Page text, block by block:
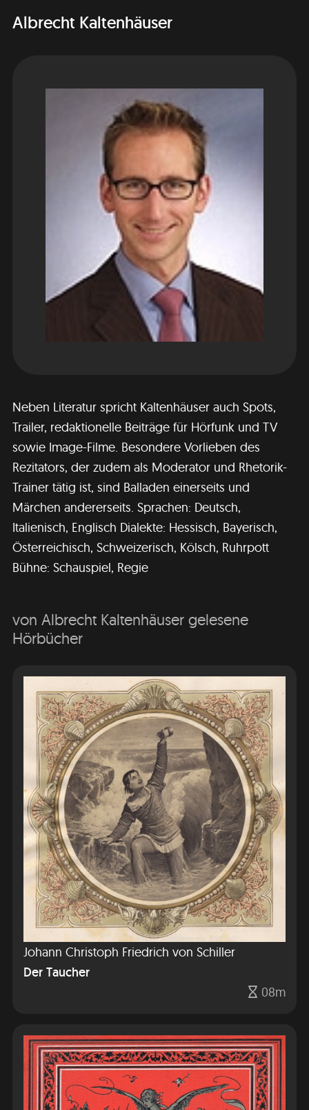
Albrecht Kaltenhäuser
Neben Literatur spricht Kaltenhäuser auch Spots,
Trailer, redaktionelle Beiträge für Hörfunk und TV
sowie Image-Filme. Besondere Vorlieben des
Rezitators, der zudem als Moderator und Rhetorik-
Trainer tätig ist, sind Balladen einerseits und
Märchen andererseits. Sprachen: Deutsch,
Italienisch, Englisch Dialekte: Hessisch, Bayerisch,
Österreichisch, Schweizerisch, Kölsch, Ruhrpott
Bühne: Schauspiel, Regie
von Albrecht Kaltenhäuser gelesene
Hörbücher
Der Taucher
Johann Christoph Friedrich von Schiller
08m